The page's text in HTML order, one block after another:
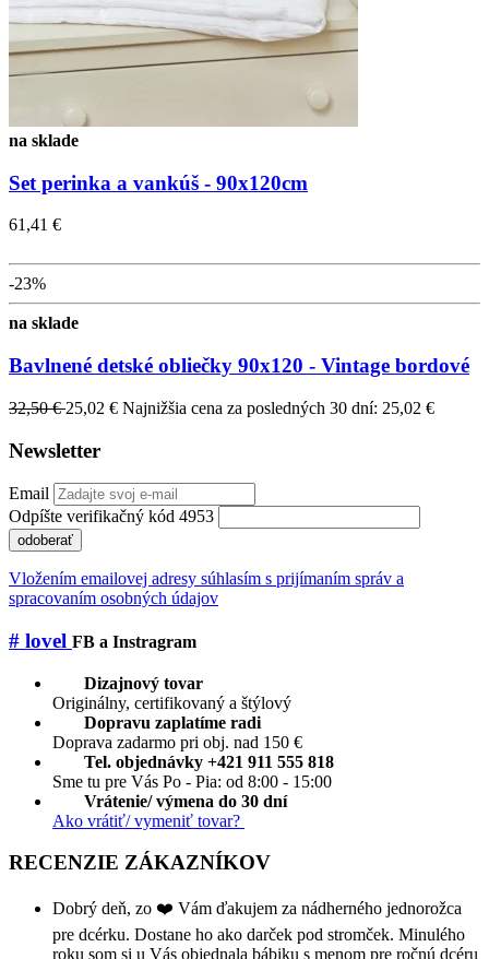
na sklade
Set perinka a vankúš - 90x120cm
61,41 €
-23%
na sklade
Bavlnené detské obliečky 90x120 - Vintage bordové
32,50 €25,02 € Najnižšia cena za posledných 30 dní: 25,02 €
Newsletter
Email
Odpíšte verifikačný kód 4953
odoberať
Vložením emailovej adresy súhlasím s prijímaním správ a
spracovaním osobných údajov
# lovel FB a Instragram
Dizajnový tovar
Originálny, certifikovaný a štýlový
Dopravu zaplatíme radi
Doprava zadarmo pri obj. nad 150 €
Tel. objednávky +421 911 555 818
Sme tu pre Vás Po - Pia: od 8:00 - 15:00
Vrátenie/ výmena do 30 dní
Ako vrátiť/ vymeniť tovar?
RECENZIE ZÁKAZNÍKOV
Dobrý deň, zo ❤️ Vám ďakujem za nádherného jednorožca
pre dcérku. Dostane ho ako darček pod stromček. Minulého
roku som si u Vás objednala bábiku s menom pre ročnú dcéru